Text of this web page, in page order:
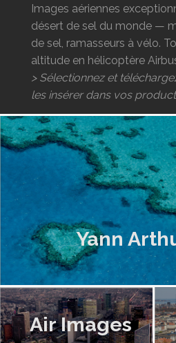
Images aériennes
désert de sel du monde —
de sel, ramasseurs à vélo.
altitude en hélicoptère
> Sélectionnez et
les insérer dans vos
Yann
Air Images